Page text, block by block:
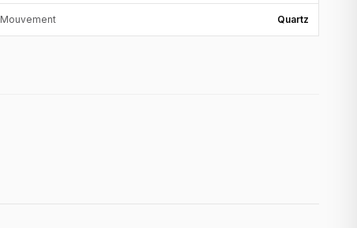
Mouvement Quartz